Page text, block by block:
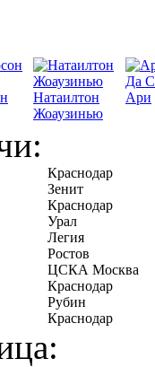
Натаилтон
Жоаузинью
Да
Ари
Краснодар
Зенит
Краснодар
Урал
Легия
Ростов
ЦСКА Москва
Краснодар
Рубин
Краснодар